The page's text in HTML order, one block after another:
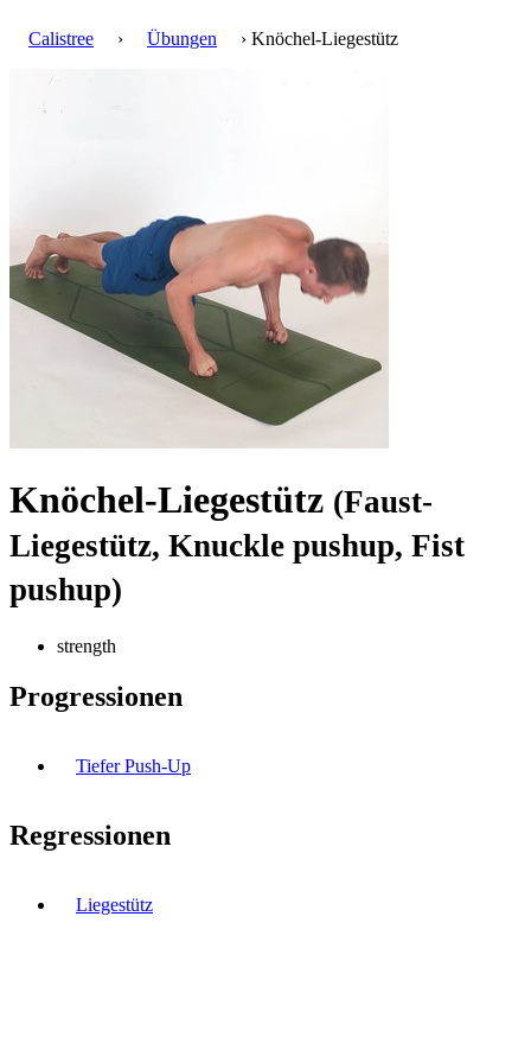
Calistree › Übungen › Knöchel-Liegestütz
Knöchel-Liegestütz (Faust-
Liegestütz, Knuckle pushup, Fist
pushup)
strength
Progressionen
Tiefer Push-Up
Regressionen
Liegestütz